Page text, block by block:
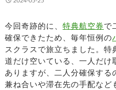
今回奇跡的に、 特典航空券で
確保できたため、毎年恒例の
スクラスで旅立ちました。
道だけ空いている、一人だけ
ありますが、二人分確保す
兼ね合いや滞在先の手配など